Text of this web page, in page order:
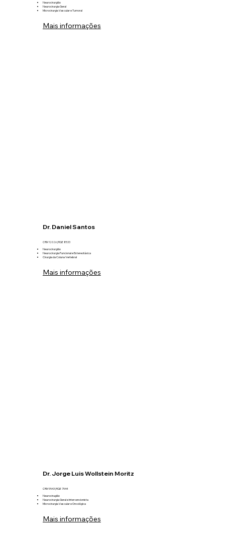
Neurocirurgião
Neurocirurgia Geral
Microcirurgia Vascular e Tumoral
Mais informações
Dr. Daniel Santos
CRM 12026 | RQE 8533
Neurocirurgião
Neurocirurgia Funcional e Estereotáxica
Cirurgia da Coluna Vertebral
Mais informações
Dr. Jorge Luis Wollstein Moritz
CRM 9543 | RQE 7544
Neurocirugião
Neurocirurgia Geral e Intervencionista
Microcirurgia Vascular e Oncológica
Mais informações